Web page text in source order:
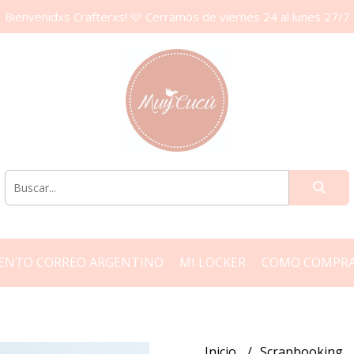
Bienvenidxs Crafterxs! 🩷 Cerramos de viernes 24 al lunes 27/7
CORREO ARGENTINO MI LOCKER COMO